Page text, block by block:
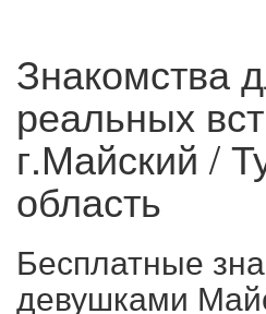
Знакомства
реальных
г.Майский /
область
Бесплатные
девушками